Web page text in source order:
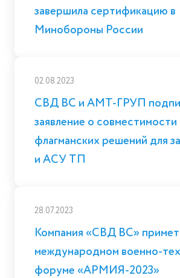
завершила сертификацию в
Минобороны России
02.08.2023
СВД ВС и АМТ-ГРУП
заявление о совместимости
флагманских решений для
и АСУ ТП
28.07.2023
Компания «СВД ВС» примет
международном военно-
форуме «АРМИЯ-2023»